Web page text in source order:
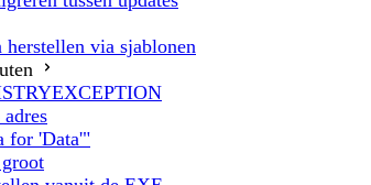
via sjablonen
for 'Data'"